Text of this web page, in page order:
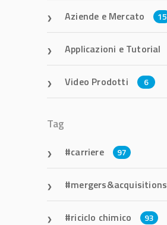
Aziende e Mercato 15
Applicazioni e Tutorial
Video Prodotti 6
Tag
carriere 97
mergers&acquisitions
riciclo chimico 93